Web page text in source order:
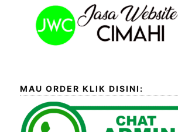
MAU ORDER KLIK DISINI: